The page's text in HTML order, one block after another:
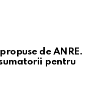
de ANRE.
pentru